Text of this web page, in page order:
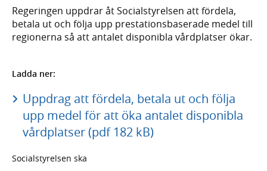
Regeringen uppdrar åt Socialstyrelsen att fördela,
betala ut och följa upp prestationsbaserade medel till
regionerna så att antalet disponibla vårdplatser ökar.
Ladda ner:
Uppdrag att fördela, betala ut och följa
upp medel för att öka antalet disponibla
vårdplatser (pdf 182 kB)
Socialstyrelsen ska